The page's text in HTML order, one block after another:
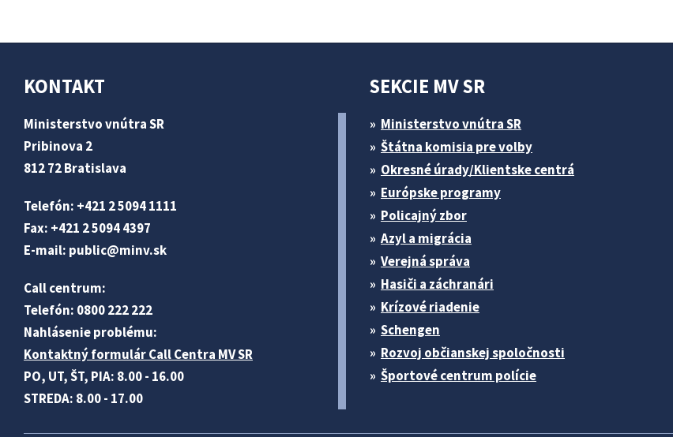
KONTAKT
Ministerstvo vnútra SR
Pribinova 2
812 72 Bratislava
Telefón: +421 2 5094 1111
Fax: +421 2 5094 4397
E-mail: public@minv.sk
Call centrum:
Telefón: 0800 222 222
Nahlásenie problému:
Kontaktný formulár Call Centra MV SR
PO, UT, ŠT, PIA: 8.00 - 16.00
STREDA: 8.00 - 17.00
SEKCIE MV SR
Ministerstvo vnútra SR
Štátna komisia pre volby
Okresné úrady/Klientske centrá
Európske programy
Policajný zbor
Azyl a migrácia
Verejná správa
Hasiči a záchranári
Krízové riadenie
Schengen
Rozvoj občianskej spoločnosti
Športové centrum polície